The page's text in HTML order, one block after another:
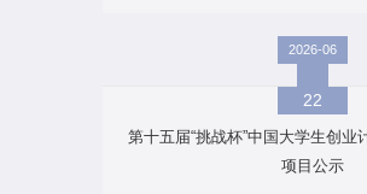
2026-06
22
第十五届“挑战杯”中国大学生创业
项目公示